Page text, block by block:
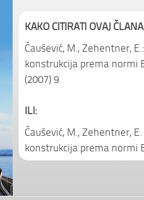
KAKO CITIRATI OVAJ
Čaušević, M., Zehentner,
konstrukcija prema normi
(2007) 9
ILI:
Čaušević, M., Zehentner,
konstrukcija prema normi